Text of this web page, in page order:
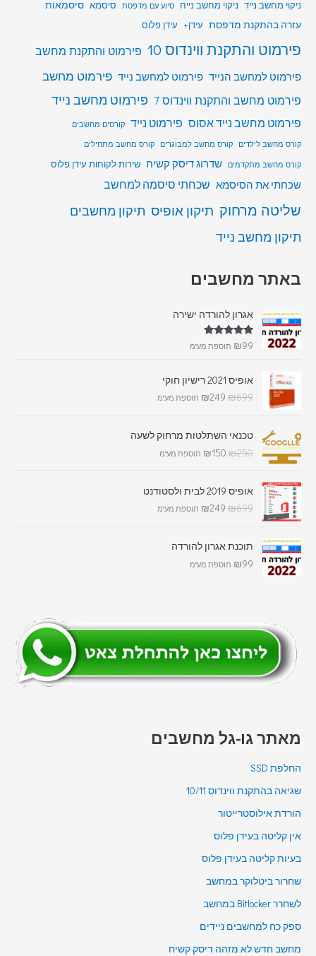
ניקוי מחשב נייד ניקוי מחשב נייח סיוע עם מדפסת סיסמא סיסמאות
עזרה בהתקנת מדפסת עידן+ עידן פלוס
פירמוט והתקנת ווינדוס 10 פירמוט והתקנת מחשב
פירמוט למחשב הנייד פירמוט למחשב נייד פירמוט מחשב
פירמוט מחשב והתקנת ווינדוס 7
פירמוט מחשב נייד
פירמוט מחשב נייד אסוס פירמוט נייד קורסים מחשבים
קורס מחשב לילדים
קורס מחשב למבוגרים
קורס מחשב מתחילים
קורס מחשב מתקדמים
שדרוג דיסק קשיח שירות לקוחות עידן פלוס
שכחתי את הסיסמא שכחתי סיסמה למחשב
שליטה מרחוק תיקון אופיס תיקון מחשבים
תיקון מחשב נייד
באתר מחשבים
אגרון להורדה ישירה
דורג 5.00 ₪99 תוספת מע"מ
אופיס 2021 רישיון חוקי
₪699
₪249 תוספת מע"מ
טכנאי השתלטות מרחוק לשעה
₪250
₪150 תוספת מע"מ
אופיס 2019 לבית ולסטודנט
₪699
₪249 תוספת מע"מ
תוכנת אגרון להורדה
₪99 תוספת מע"מ
מאתר גו-גל מחשבים
החלפת SSD
שגיאה בהתקנת ווינדוס 10/11
הורדת אילוסטרייטור
אין קליטה בעידן פלוס
בעיות קליטה בעידן פלוס
שחרור ביטלוקר במחשב
לשחרר Bitlocker במחשב
ספק כח למחשבים ניידים
מחשב חדש לא מזהה דיסק קשיח